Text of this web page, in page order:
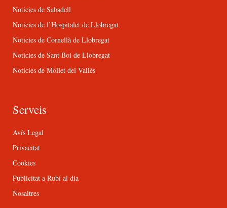
Notícies de Sabadell
Notícies de l’Hospitalet de Llobregat
Notícies de Cornellà de Llobregat
Notícies de Sant Boi de Llobregat
Notícies de Mollet del Vallès
Serveis
Avís Legal
Privacitat
Cookies
Publicitat a Rubí al dia
Nosaltres